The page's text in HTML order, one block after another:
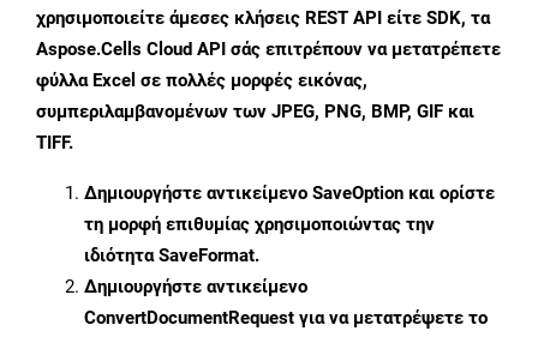
χρησιμοποιείτε άμεσες κλήσεις REST API είτε SDK, τα
Aspose.Cells Cloud API σάς επιτρέπουν να μετατρέπετε
φύλλα Excel σε πολλές μορφές εικόνας,
συμπεριλαμβανομένων των JPEG, PNG, BMP, GIF και
TIFF.
Δημιουργήστε αντικείμενο SaveOption και ορίστε
τη μορφή επιθυμίας χρησιμοποιώντας την
ιδιότηταSaveFormat.
Δημιουργήστε αντικείμενο
ConvertDocumentRequest για να μετατρέψετε το